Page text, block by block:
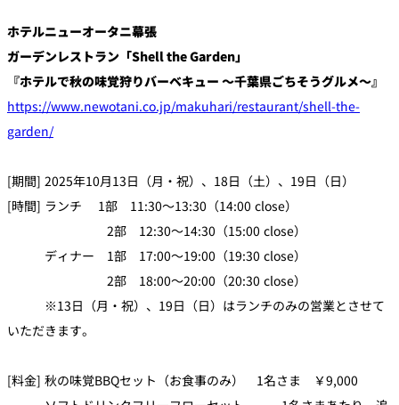
ホテルニューオータニ幕張
ガーデンレストラン「Shell the Garden」
『ホテルで秋の味覚狩りバーベキュー ～千葉県ごちそうグルメ～』
https://www.newotani.co.jp/makuhari/restaurant/shell-the-
garden/
[期間] 2025年10月13日（月・祝）、18日（土）、19日（日）
[時間] ランチ 1部 11:30～13:30（14:00 close）
2部 12:30～14:30（15:00 close）
ディナー 1部 17:00～19:00（19:30 close）
2部 18:00～20:00（20:30 close）
※13日（月・祝）、19日（日）はランチのみの営業とさせて
いただきます。
[料金] 秋の味覚BBQセット（お食事のみ） 1名さま ￥9,000